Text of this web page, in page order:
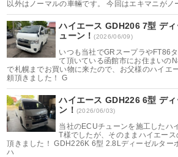
以外はノーマルの車輛です。 今回はエキマニがノ
ハイエース GDH206 7型 デ
ューン！(2026/06/09)
いつも当社でGRスープラやFT86
て頂いている函館市にお住まいの
で札幌までお買い物に来たので、お父様のハイエ
頼頂きました！ G
ハイエース GDH226 6型 デ
ン！ (2026/06/03)
当社のECUチューンを施工したハ
T様でしたが、そのままハイエー
頂きました！ GDH226K 6型 2.8Lディーゼルター
ハ